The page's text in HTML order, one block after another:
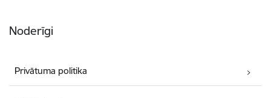
Noderīgi
Privātuma politika